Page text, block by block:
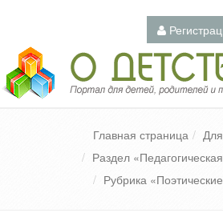
Педагогический портал «О детстве»
Главная страница
Раздел
Рубрика